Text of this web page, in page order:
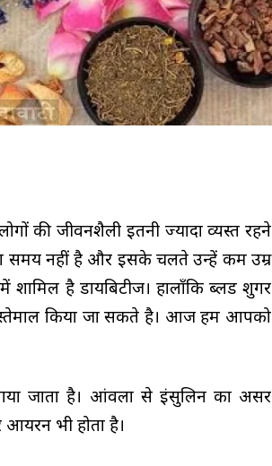
की जीवनशैली इतनी ज्यादा व्यस्त रहने
समय नहीं है और इसके चलते उन्हें कम उम्र
शामिल है डायबिटीज। हालाँकि ब्लड शुगर
किया जा सकते है। आज हम आपको
जाता है। आंवला से इंसुलिन का असर
भी होता है।